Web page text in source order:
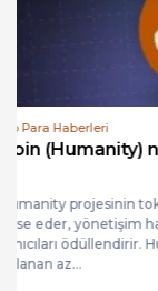
Kripto Para Haberleri
Belgium
yönelik resmi bir
oy kullanmaya,
Deniz Köken